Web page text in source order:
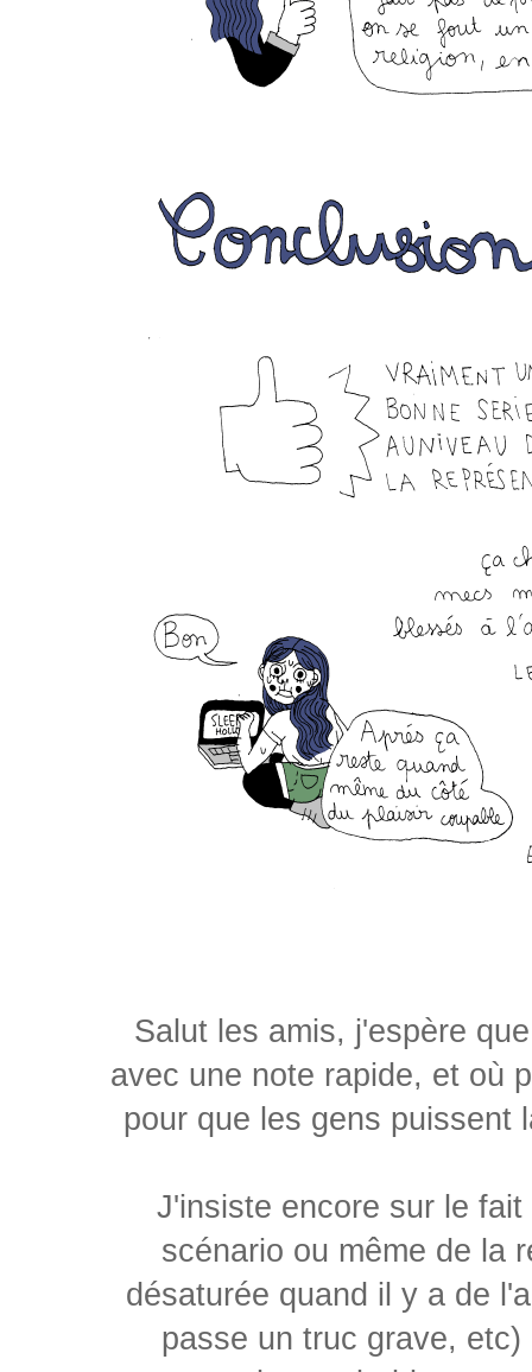
Salut les amis, j'espère
avec une note rapide, et où
pour que les gens puissent
J'insiste encore sur le
scénario ou même de la
désaturée quand il y a de
passe un truc grave,